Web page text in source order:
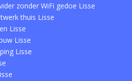
zonder WiFi gedoe Lisse
thuis Lisse
Lisse
Lisse
Lisse